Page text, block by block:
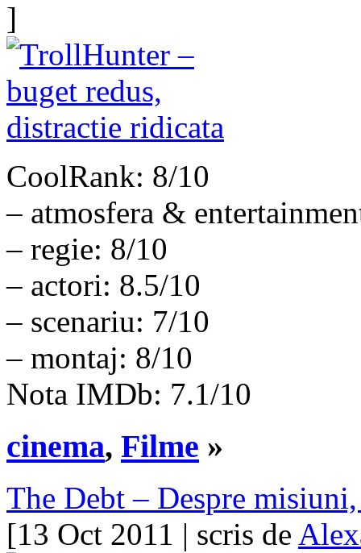
]
CoolRank: 8/10
– atmosfera &
– regie: 8/10
– actori: 8.5/10
– scenariu: 7/10
– montaj: 8/10
Nota IMDb: 7.1/10
cinema, Filme »
The Debt – Despre
[13 Oct 2011 | scris de